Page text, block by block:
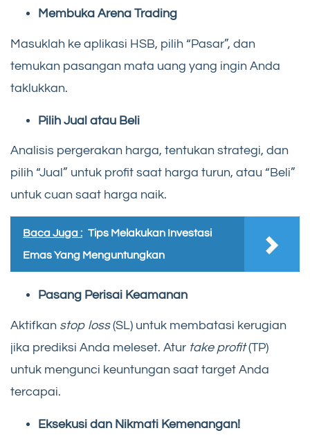
Membuka Arena Trading
Masuklah ke aplikasi HSB, pilih “Pasar”, dan
temukan pasangan mata uang yang ingin Anda
taklukkan.
Pilih Jual atau Beli
Analisis pergerakan harga, tentukan strategi, dan
pilih “Jual” untuk profit saat harga turun, atau “Beli”
untuk cuan saat harga naik.
Baca Juga : Tips Melakukan Investasi
Emas Yang Menguntungkan
Pasang Perisai Keamanan
Aktifkan stop loss(SL) untuk membatasi kerugian
jika prediksi Anda meleset. Atur take profit(TP)
untuk mengunci keuntungan saat target Anda
tercapai.
Eksekusi dan Nikmati Kemenangan!